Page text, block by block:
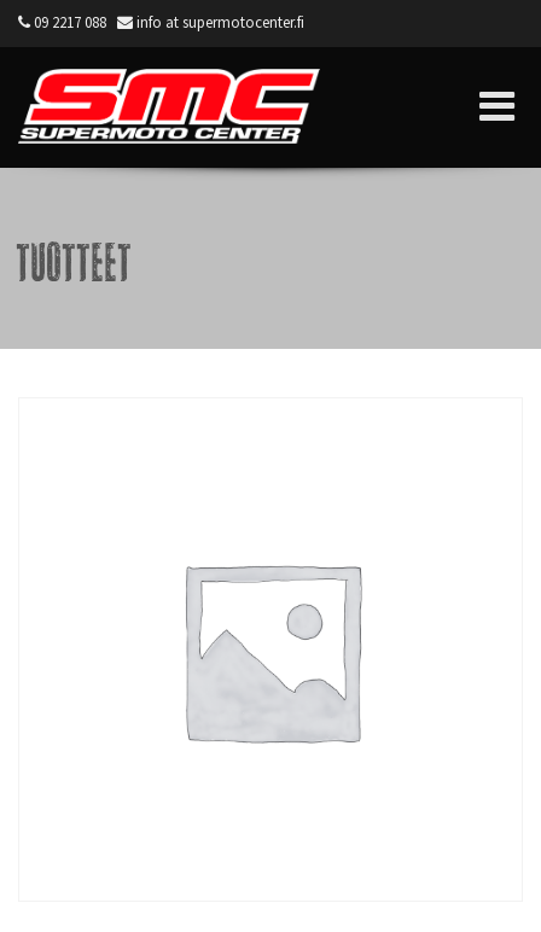
09 2217 088 info at supermotocenter.fi
Tuotteet